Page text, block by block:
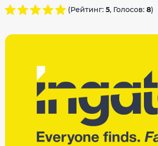
(Рейтинг: 5, Голосов: 8)